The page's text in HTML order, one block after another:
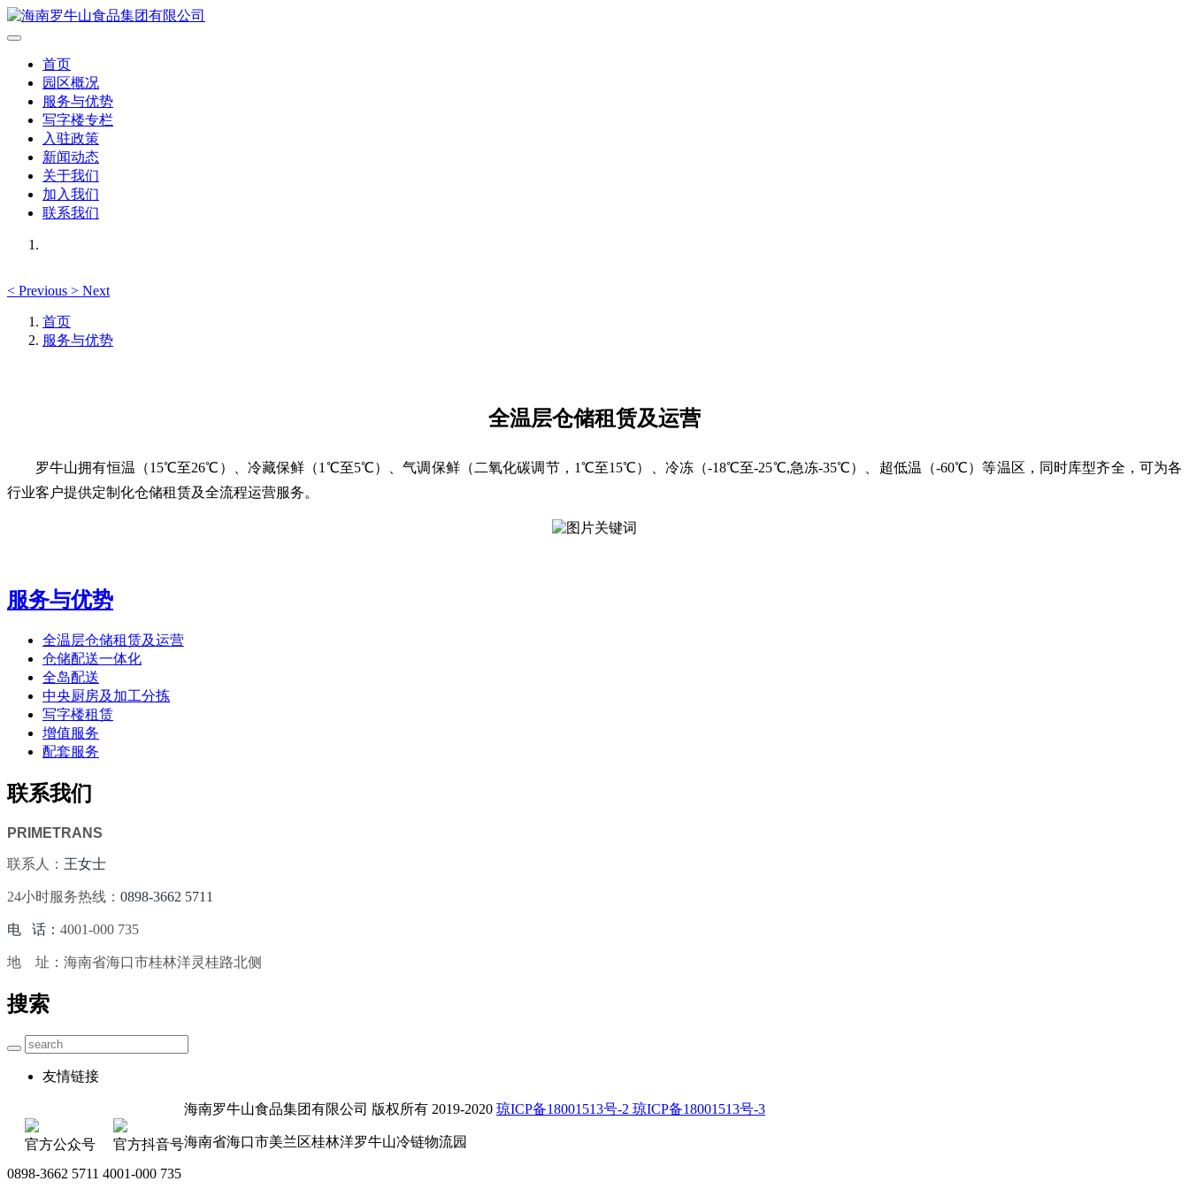
首页
园区概况
服务与优势
写字楼专栏
入驻政策
新闻动态
关于我们
加入我们
联系我们
< Previous > Next
首页
服务与优势
全温层仓储租赁及运营
罗牛山拥有恒温（15℃至26℃）、冷藏保鲜（1℃至5℃）、气调保鲜（二氧化碳调节，1℃至15℃）、冷冻（-18℃至-25℃,急冻-35℃）、超低温（-60℃）等温区，同时库型齐全，可为各
行业客户提供定制化仓储租赁及全流程运营服务。
服务与优势
全温层仓储租赁及运营
仓储配送一体化
全岛配送
中央厨房及加工分拣
写字楼租赁
增值服务
配套服务
联系我们
PRIMETRANS
联系人： 王女士
24小时服务热线： 0898-3662 5711
电 话： 4001-000 735
地 址：海南省海口市桂林洋灵桂路北侧
搜索
友情链接
官方公众号 官方抖音号
海南罗牛山食品集团有限公司 版权所有 2019-2020 琼ICP备18001513号-2 琼ICP备18001513号-3
海南省海口市美兰区桂林洋罗牛山冷链物流园
0898-3662 5711 4001-000 735